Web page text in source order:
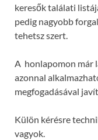
keresők találati
pedig nagyobb
tehetsz szert.
A honlapomon már
azonnal
megfogadásával
Külön kérésre
vagyok.